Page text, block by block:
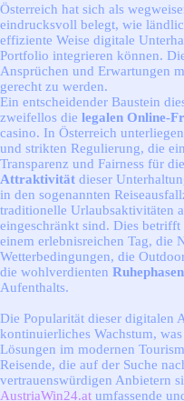
Österreich hat sich als
eindrucksvoll belegt, wie
effiziente Weise digitale
Portfolio integrieren können.
Ansprüchen und Erwartungen
gerecht zu werden.
Ein entscheidender Baustein
zweifellos die legalen Online-
casino. In Österreich
und strikten Regulierung, die
Transparenz und Fairness für
Attraktivität dieser
in den sogenannten
traditionelle Urlaubsaktivitäten
eingeschränkt sind. Dies
einem erlebnisreichen Tag, die
Wetterbedingungen, die
die wohlverdienten Ruhephasen
Aufenthalts.
Die Popularität dieser digitalen
kontinuierliches Wachstum,
Lösungen im modernen
Reisende, die auf der Suche
vertrauenswürdigen Anbietern
AustriaWin24.at umfassende